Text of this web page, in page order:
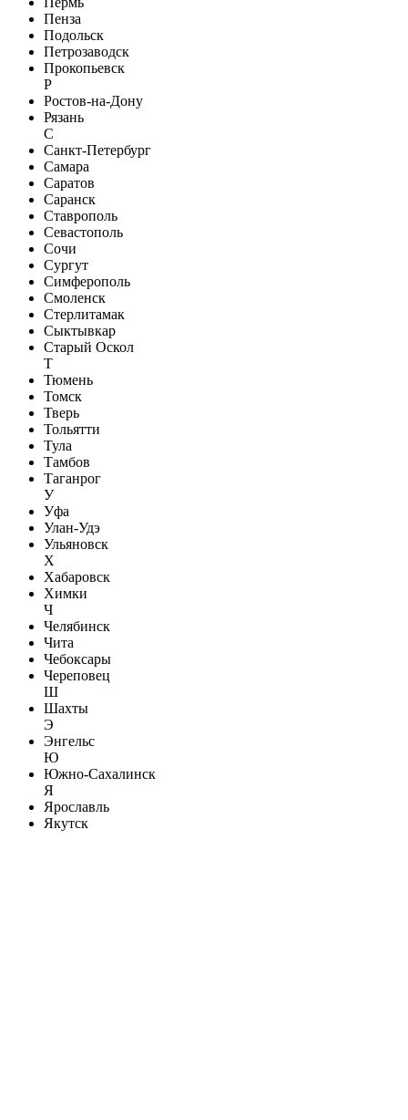
Пенза
Подольск
Петрозаводск
Прокопьевск
Р
Ростов-на-Дону
Рязань
С
Санкт-Петербург
Самара
Саратов
Саранск
Ставрополь
Севастополь
Сочи
Сургут
Симферополь
Смоленск
Стерлитамак
Сыктывкар
Старый Оскол
Т
Тюмень
Томск
Тверь
Тольятти
Тула
Тамбов
Таганрог
У
Уфа
Улан-Удэ
Ульяновск
Х
Хабаровск
Химки
Ч
Челябинск
Чита
Чебоксары
Череповец
Ш
Шахты
Э
Энгельс
Ю
Южно-Сахалинск
Я
Ярославль
Якутск